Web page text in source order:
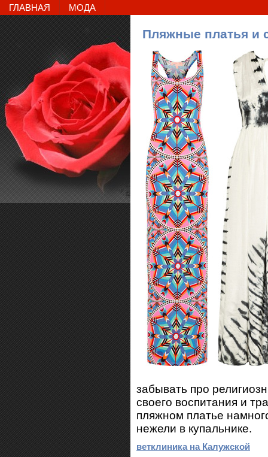
ГЛАВНАЯ МОДА
Пляжные платья и
забывать про
своего воспитания и
пляжном платье
нежели в купальнике.
ветклиника на Калужской